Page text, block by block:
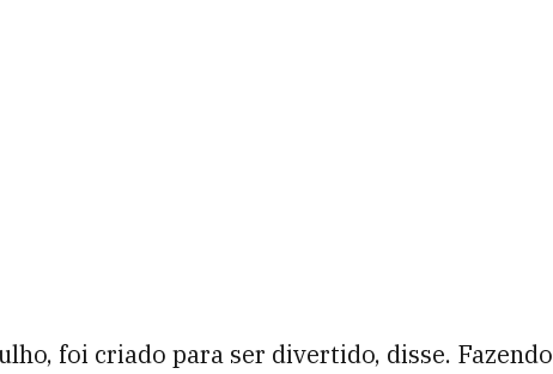
foi criado para ser divertido, disse. Fazendo